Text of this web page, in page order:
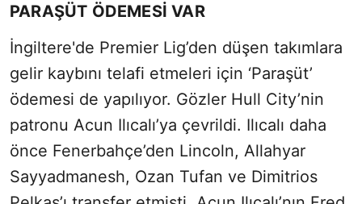
PARAŞÜT ÖDEMESİ VAR
İngiltere'de Premier Lig’den düşen takımlara
gelir kaybını telafi etmeleri için ‘Paraşüt’
ödemesi de yapılıyor. Gözler Hull City’nin
patronu Acun Ilıcalı’ya çevrildi. Ilıcalı daha
önce Fenerbahçe’den Lincoln, Allahyar
Sayyadmanesh, Ozan Tufan ve Dimitrios